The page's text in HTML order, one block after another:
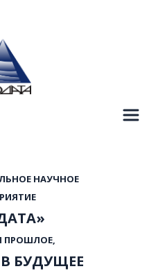
НАУЧНОЕ
ПРОШЛОЕ,
БУДУЩЕЕ